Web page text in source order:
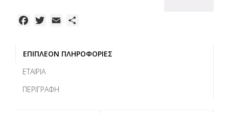
e
b
o
t
r
i
ρ
ΕΠΙΠΛΈΟΝ ΠΛΗΡΟΦΟΡΊΕΣ
ΕΤΑΙΡΊΑ
ΠΕΡΙΓΡΑΦΉ